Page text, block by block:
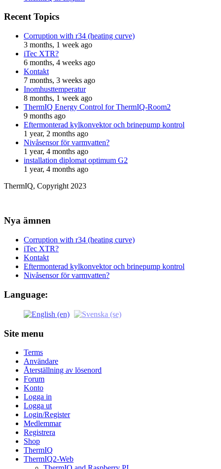
Recent Topics
Corruption with r34 (heating curve)
3 months, 1 week ago
iTec XTR?
6 months, 4 weeks ago
Kontakt
7 months, 3 weeks ago
Inomhusttemperatur
8 months, 1 week ago
ThermIQ Energy Control for ThermIQ-Room2
9 months ago
Eftermonterad kylkonvektor och brinepump kontrol
1 year, 2 months ago
Nivåsensor för varmvatten?
1 year, 4 months ago
installation diplomat optimum G2
1 year, 4 months ago
ThermIQ, Copyright 2023
Nya ämnen
Corruption with r34 (heating curve)
iTec XTR?
Kontakt
Eftermonterad kylkonvektor och brinepump kontrol
Nivåsensor för varmvatten?
Language:
Site menu
Terms
Användare
Återställning av lösenord
Forum
Konto
Logga in
Logga ut
Login/Register
Medlemmar
Registrera
Shop
ThermIQ
ThermIQ2-Web